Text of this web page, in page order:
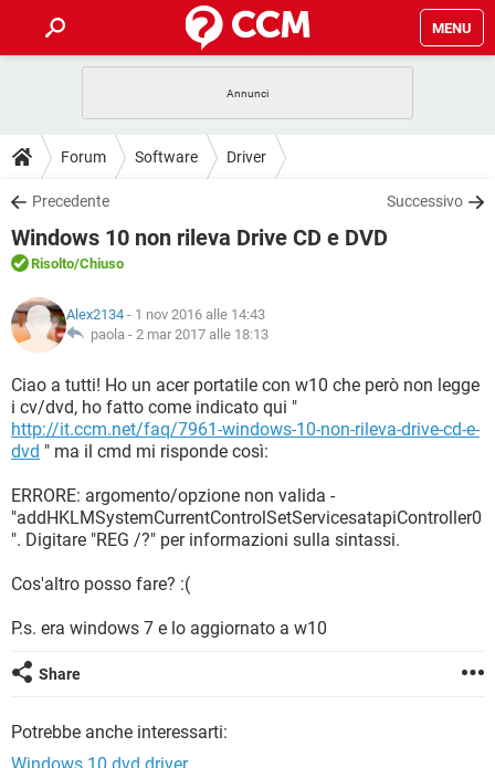
MENU
INTRATTENIMENTO ANDROID
iOS
INSTAGRAM WHATSAPP
TIKTOK
HARDWARE
GUIDE
COVID-19 GAMING
iOS
INSTAGRAM
TIKTOK FACEBOOK
DOWNLOAD
COVID-19 GAMING
INTRATTENIMENTO
iOS WINDOWS 10
INSTAGRAM
TIKTOK FACEBOOK
HARDWARE
FORUM
COVID-19
INTRATTENIMENTO ANDROID
INSTAGRAM WHATSAPP
TIKTOK FACEBOOK
GLOSSARIO
COVID-19
INTRATTENIMENTO ANDROID
iOS WINDOWS 10
INSTAGRAM
TIKTOK FACEBOOK
HARDWARE
Forum Software Driver
Precedente Successivo
Windows 10 non rileva Drive CD e DVD
Risolto/Chiuso
Alex2134 - 1 nov 2016 alle 14:43
paola - 2 mar 2017 alle 18:13
Ciao a tutti! Ho un acer portatile con w10 che però non legge
i cv/dvd, ho fatto come indicato qui "
http://it.ccm.net/faq/7961-windows-10-non-rileva-drive-cd-e-
dvd " ma il cmd mi risponde così:
ERRORE: argomento/opzione non valida -
"addHKLMSystemCurrentControlSetServicesatapiController0
". Digitare "REG /?" per informazioni sulla sintassi.
Cos'altro posso fare? :(
P.s. era windows 7 e lo aggiornato a w10
Share
Potrebbe anche interessarti: